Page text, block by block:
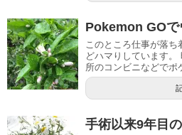
Pokemon GOで
このところ仕事が落ち
どハマりしています。
所のコンビニなどでポ
手術以来9年目